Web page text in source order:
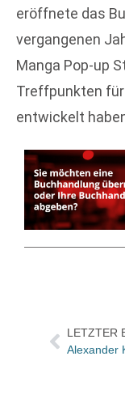
eröffnete das
vergangenen
Manga Pop-up
Treffpunkten
entwickelt
LETZTER